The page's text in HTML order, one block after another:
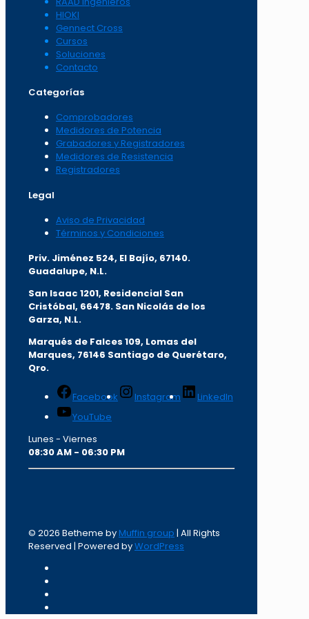
HIOKI
Gennect Cross
Cursos
Soluciones
Contacto
Categorías
Comprobadores
Medidores de Potencia
Grabadores y Registradores
Medidores de Resistencia
Registradores
Legal
Aviso de Privacidad
Términos y Condiciones
Priv. Jiménez 524, El Bajío, 67140.
Guadalupe, N.L.
San Isaac 1201, Residencial San
Cristóbal, 66478. San Nicolás de los
Garza, N.L.
Marqués de Falces 109, Lomas del
Marques, 76146 Santiago de Querétaro,
Qro.
Facebook Instagram
LinkedIn
YouTube
Lunes - Viernes
08:30 AM - 06:30 PM
© 2026 Betheme by Muffin group | All Rights
Reserved | Powered byWordPress